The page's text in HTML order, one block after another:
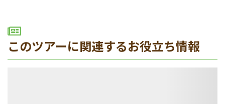
このツアーに関連するお役立ち情報